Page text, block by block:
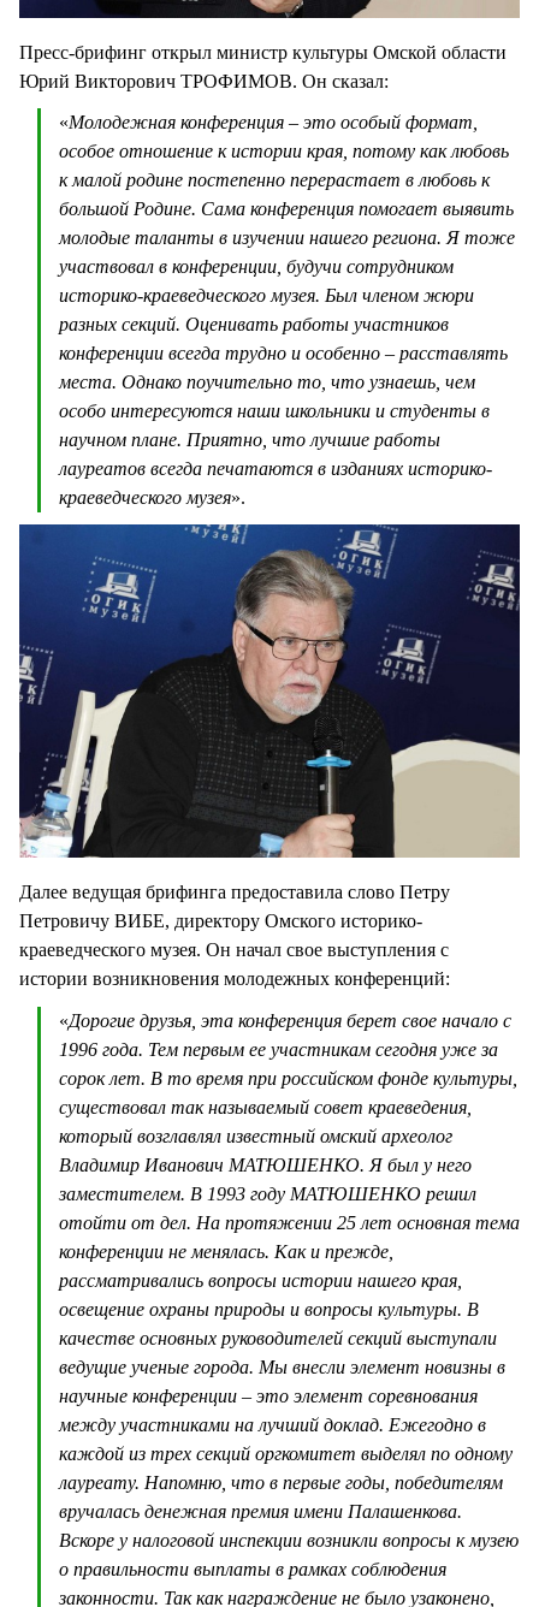
Пресс-брифинг открыл министр культуры Омской области
Юрий Викторович ТРОФИМОВ. Он сказал:
«Молодежная конференция – это особый формат,
особое отношение к истории края, потому как любовь
к малой родине постепенно перерастает в любовь к
большой Родине. Сама конференция помогает выявить
молодые таланты в изучении нашего региона. Я тоже
участвовал в конференции, будучи сотрудником
историко-краеведческого музея. Был членом жюри
разных секций. Оценивать работы участников
конференции всегда трудно и особенно – расставлять
места. Однако поучительно то, что узнаешь, чем
особо интересуются наши школьники и студенты в
научном плане. Приятно, что лучшие работы
лауреатов всегда печатаются в изданиях историко-
краеведческого музея».
Далее ведущая брифинга предоставила слово Петру
Петровичу ВИБЕ, директору Омского историко-
краеведческого музея. Он начал свое выступления с
истории возникновения молодежных конференций:
«Дорогие друзья, эта конференция берет свое начало с
1996 года. Тем первым ее участникам сегодня уже за
сорок лет. В то время при российском фонде культуры,
существовал так называемый совет краеведения,
который возглавлял известный омский археолог
Владимир Иванович МАТЮШЕНКО. Я был у него
заместителем. В 1993 году МАТЮШЕНКО решил
отойти от дел. На протяжении 25 лет основная тема
конференции не менялась. Как и прежде,
рассматривались вопросы истории нашего края,
освещение охраны природы и вопросы культуры. В
качестве основных руководителей секций выступали
ведущие ученые города. Мы внесли элемент новизны в
научные конференции – это элемент соревнования
между участниками на лучший доклад. Ежегодно в
каждой из трех секций оргкомитет выделял по одному
лауреату. Напомню, что в первые годы, победителям
вручалась денежная премия имени Палашенкова.
Вскоре у налоговой инспекции возникли вопросы к музею
о правильности выплаты в рамках соблюдения
законности. Так как награждение не было узаконено,